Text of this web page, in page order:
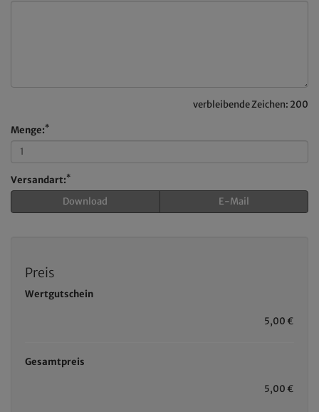
verbleibende Zeichen: 200
Menge:*
Versandart:*
Download E-Mail
Preis
Wertgutschein
5,00 €
Gesamtpreis
5,00 €